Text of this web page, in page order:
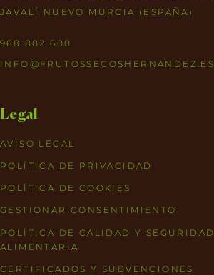
JAVALÍ NUEVO MURCIA (ESPAÑA)
968 802 600
INFO@FRUTOSSECOSHERNANDEZ.ES
Legal
AVISO LEGAL
POLÍTICA DE PRIVACIDAD
POLÍTICA DE COOKIES
GESTIONAR CONSENTIMIENTO
POLÍTICA DE CALIDAD Y SEGURIDAD
ALIMENTARIA
CERTIFICADOS Y SUBVENCIONES